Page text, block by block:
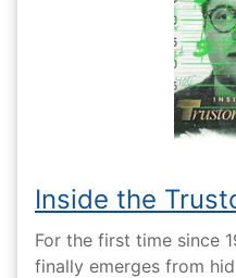
Inside the
For the first time since
finally emerges from